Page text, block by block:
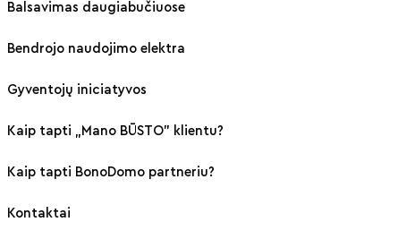
Balsavimas daugiabučiuose
Bendrojo naudojimo elektra
Gyventojų iniciatyvos
Kaip tapti „Mano BŪSTO" klientu?
Kaip tapti BonoDomo partneriu?
Kontaktai